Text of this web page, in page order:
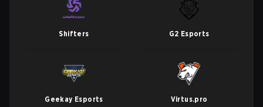
Shifters G2 Esports
Geekay Esports Virtus.pro